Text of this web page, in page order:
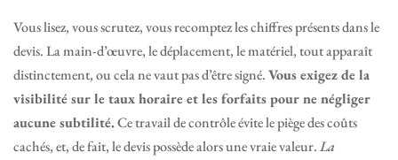
Vous lisez, vous scrutez, vous recomptez les chiffres présents dans le
devis. La main-d’œuvre, le déplacement, le matériel, tout apparaît
distinctement, ou cela ne vaut pas d’être signé.Vous exigez de la
visibilité sur le taux horaire et les forfaits pour ne négliger
aucune subtilité.Ce travail de contrôle évite le piège des coûts
cachés, et, de fait, le devis possède alors une vraie valeur.La